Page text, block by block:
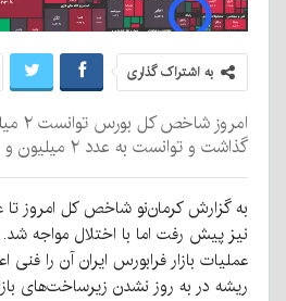
به اشتراک گذاری
گذاشت و توانست به عدد ۲ میلیون و ۱۸ هزار واحد برسد.
نیز پیش رفت اما با اختلال مواجه
عملیات بازار فرابورس ایران آن را
ریشه در به روز نشدن زیرساخت‌های